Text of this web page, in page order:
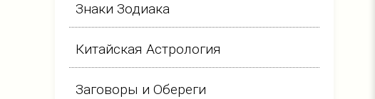
Знаки Зодиака
Китайская Астрология
Заговоры и Обереги